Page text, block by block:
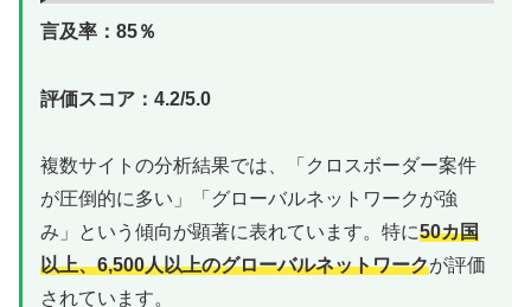
言及率：85％
評価スコア：4.2/5.0
複数サイトの分析結果では、「クロスボーダー案件
が圧倒的に多い」「グローバルネットワークが強
み」という傾向が顕著に表れています。特に50カ国
以上、6,500人以上のグローバルネットワークが評価
されています。